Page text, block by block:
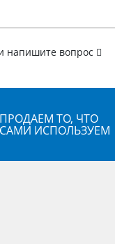
напишите вопрос
ПРОДАЕМ ТО, ЧТО
САМИ ИСПОЛЬЗУЕМ